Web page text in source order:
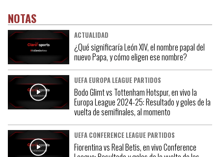
NOTAS
ACTUALIDAD
¿Qué significaría León XIV, el nombre papal del
nuevo Papa, y cómo eligen ese nombre?
UEFA EUROPA LEAGUE PARTIDOS
Bodo Glimt vs Tottenham Hotspur, en vivo la
Europa League 2024-25: Resultado y goles de la
vuelta de semifinales, al momento
UEFA CONFERENCE LEAGUE PARTIDOS
Fiorentina vs Real Betis, en vivo Conference